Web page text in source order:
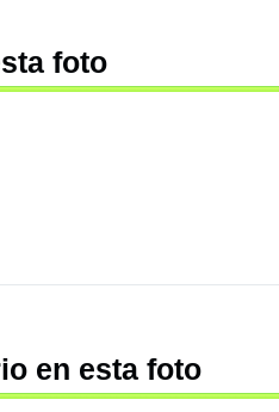
foto
en esta foto